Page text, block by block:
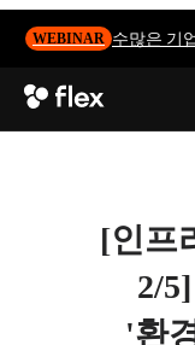
WEBINAR 수많은 기
[인프
2/
'환